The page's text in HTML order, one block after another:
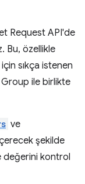
Request API'de
Bu, özellikle
sıkça istenen
ile birlikte
ve
şekilde
değerini kontrol